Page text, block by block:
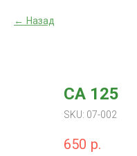
Назад
CA 125
SKU: 07-002
650 р.